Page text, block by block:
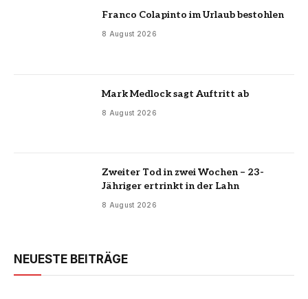
Franco Colapinto im Urlaub bestohlen
8 August 2026
Mark Medlock sagt Auftritt ab
8 August 2026
Zweiter Tod in zwei Wochen – 23-
Jähriger ertrinkt in der Lahn
8 August 2026
NEUESTE BEITRÄGE